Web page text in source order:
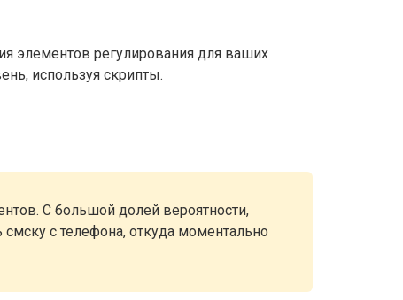
элементов регулирования для ваших
используя скрипты.
С большой долей вероятности,
с телефона, откуда моментально